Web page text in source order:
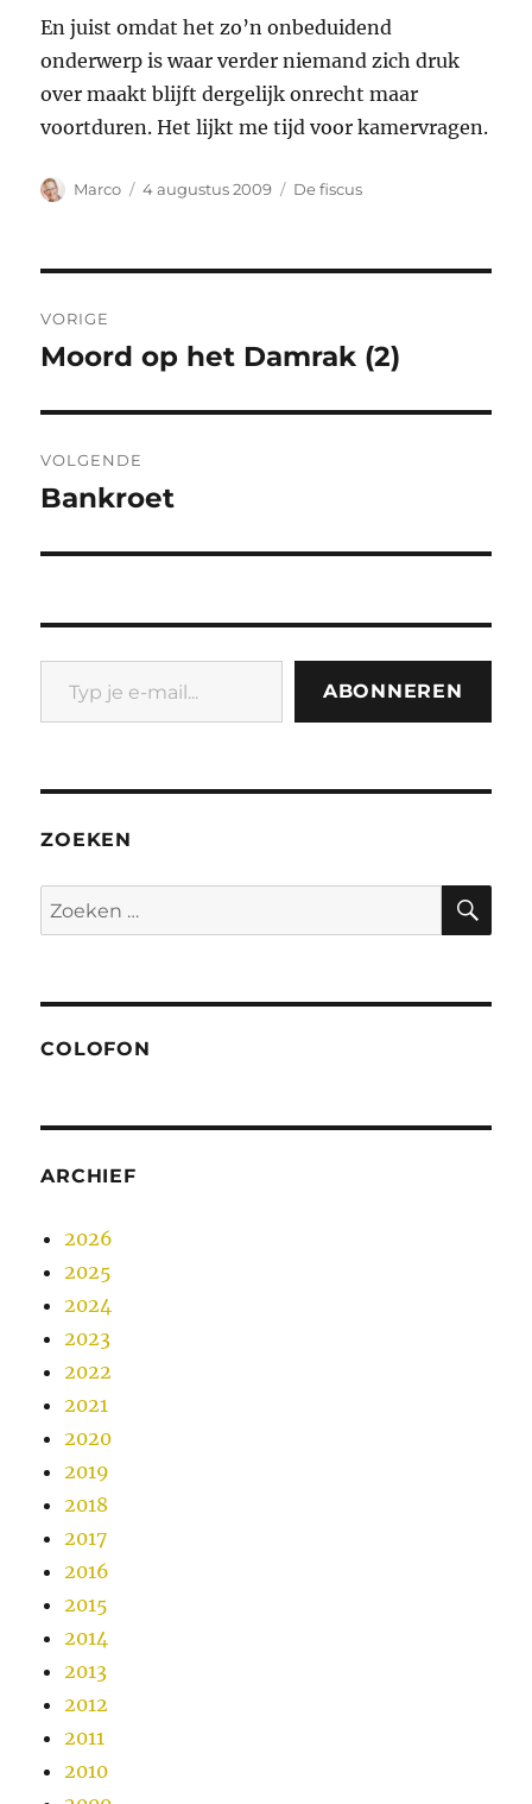
En juist omdat het zo’n onbeduidend
onderwerp is waar verder niemand zich druk
over maakt blijft dergelijk onrecht maar
voortduren. Het lijkt me tijd voor kamervragen.
Auteur
Marco
Geplaatst
4 augustus 2009 Categorieën
De fiscus
navigatie
VORIGE
Vorig
Moord op het Damrak (2)
VOLGENDE
Volgend
Bankroet
Typ je e-mail...
ABONNEREN
ZOEKEN
Zoeken
naar:
COLOFON
ARCHIEF
2026
2025
2024
2023
2022
2021
2020
2019
2018
2017
2016
2015
2014
2013
2012
2011
2010